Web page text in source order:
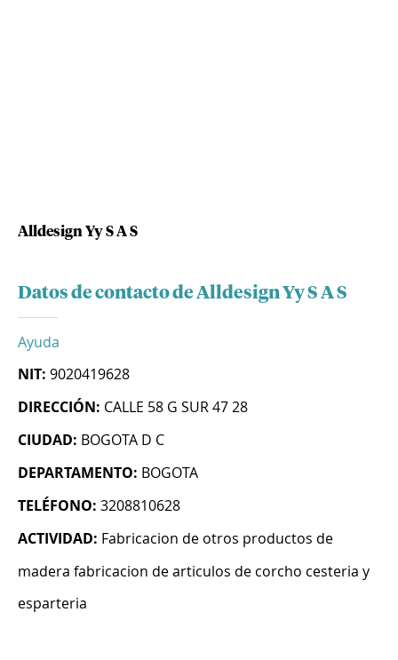
Alldesign Yy S A S
Datos de contacto de Alldesign Yy S A S
Ayuda
NIT: 9020419628
DIRECCIÓN: CALLE 58 G SUR 47 28
CIUDAD: BOGOTA D C
DEPARTAMENTO: BOGOTA
TELÉFONO: 3208810628
ACTIVIDAD: Fabricacion de otros productos de
madera fabricacion de articulos de corcho cesteria y
esparteria